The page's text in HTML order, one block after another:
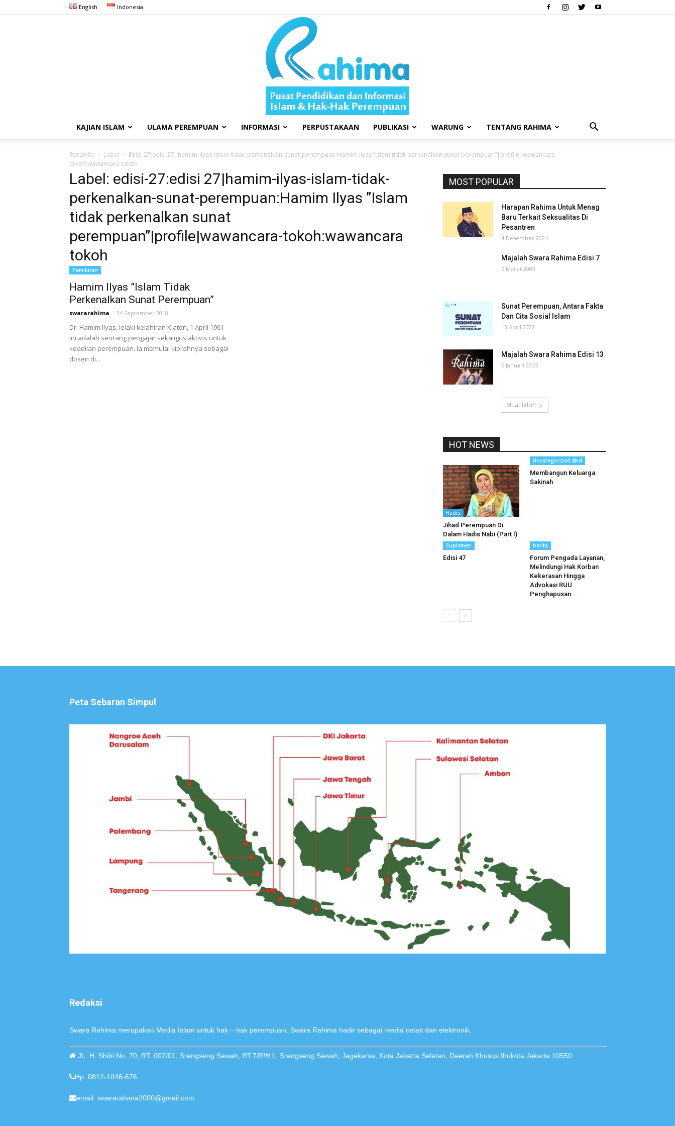
English Indonesia
KAJIAN ISLAM ULAMA PEREMPUAN INFORMASI PERPUSTAKAAN PUBLIKASI WARUNG TENTANG RAHIMA
Beranda Label
Edisi-27:edisi 27|hamim-ilyas-islam-tidak-perkenalkan-sunat-perempuan:Hamim Ilyas ”Islam tidak perkenalkan sunat perempuan”|profile|wawancara-
tokoh:wawancara tokoh
Label: edisi-27:edisi 27|hamim-ilyas-islam-tidak-
perkenalkan-sunat-perempuan:Hamim Ilyas ”Islam
tidak perkenalkan sunat
perempuan”|profile|wawancara-tokoh:wawancara
tokoh
Pemikiran
Hamim Ilyas ”Islam Tidak
Perkenalkan Sunat Perempuan”
swararahima - 24 September 2018
Dr. Hamim Ilyas, lelaki kelahiran Klaten, 1 April 1961
ini adalah seorang pengajar sekaligus aktivis untuk
keadilan perempuan. Ia memulai kiprahnya sebagai
dosen di...
MOST POPULAR
Harapan Rahima Untuk Menag
Baru Terkait Seksualitas Di
Pesantren
4 Desember 2024
Majalah Swara Rahima Edisi 7
5 Maret 2003
Sunat Perempuan, Antara Fakta
Dan Cita Sosial Islam
13 April 2022
Majalah Swara Rahima Edisi 13
6 Januari 2005
Muat lebih
HOT NEWS
Hadis
Jihad Perempuan Di
Dalam Hadis Nabi (Part I)
Uncategorized @id
Membangun Keluarga
Sakinah
Suplemen
Edisi 47
berita
Forum Pengada Layanan,
Melindungi Hak Korban
Kekerasan Hingga
Advokasi RUU
Penghapusan...
Peta Sebaran Simpul
Redaksi
Swara Rahima merupakan Media Islam untuk hak – hak perempuan. Swara Rahima hadir sebagai media cetak dan elektronik.
JL. H. Shibi No. 70, RT. 007/01, Srengseng Sawah, RT.7/RW.1, Srengseng Sawah, Jagakarsa, Kota Jakarta Selatan, Daerah Khusus Ibukota Jakarta 10550
Hp: 0812-1046-676
email: swararahima2000@gmail.com